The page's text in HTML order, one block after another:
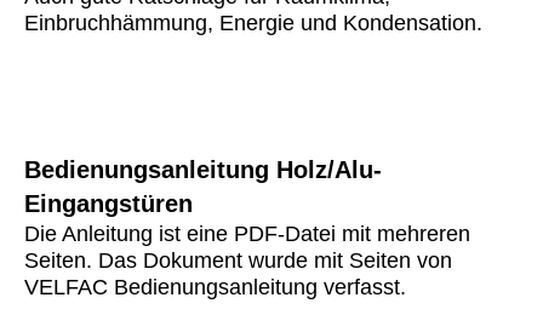
Einbruchhämmung, Energie und Kondensation.
Bedienungsanleitung Holz/Alu-
Eingangstüren
Die Anleitung ist eine PDF-Datei mit mehreren
Seiten. Das Dokument wurde mit Seiten von
VELFAC Bedienungsanleitung verfasst.